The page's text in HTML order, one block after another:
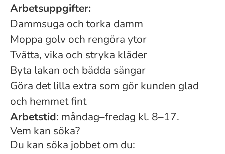
Arbetsuppgifter:
Dammsuga och torka damm
Moppa golv och rengöra ytor
Tvätta, vika och stryka kläder
Byta lakan och bädda sängar
Göra det lilla extra som gör kunden glad
och hemmet fint
Arbetstid: måndag–fredag kl. 8–17.
Vem kan söka?
Du kan söka jobbet om du: